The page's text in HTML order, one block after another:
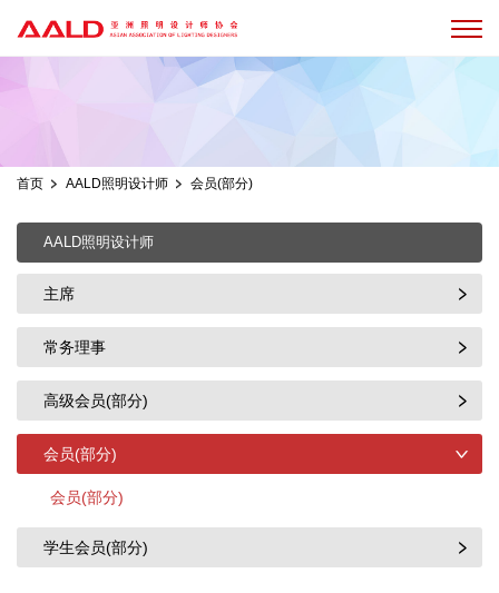
首页 AALD照明设计师 会员(部分)
AALD照明设计师
主席
常务理事
高级会员(部分)
会员(部分)
会员(部分)
学生会员(部分)